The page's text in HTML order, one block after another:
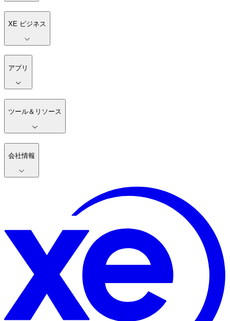
XE ビジネス
アプリ
ツール＆リソース
会社情報